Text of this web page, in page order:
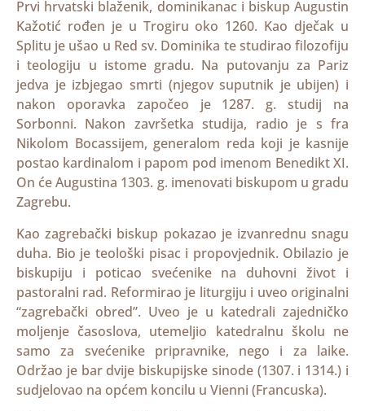
Prvi hrvatski blaženik, dominikanac i biskup Augustin
Kažotić rođen je u Trogiru oko 1260. Kao dječak u
Splitu je ušao u Red sv. Dominika te studirao filozofiju
i teologiju u istome gradu. Na putovanju za Pariz
jedva je izbjegao smrti (njegov suputnik je ubijen) i
nakon oporavka započeo je 1287. g. studij na
Sorbonni. Nakon završetka studija, radio je s fra
Nikolom Bocassijem, generalom reda koji je kasnije
postao kardinalom i papom pod imenom Benedikt XI.
On će Augustina 1303. g. imenovati biskupom u gradu
Zagrebu.
Kao zagrebački biskup pokazao je izvanrednu snagu
duha. Bio je teološki pisac i propovjednik. Obilazio je
biskupiju i poticao svećenike na duhovni život i
pastoralni rad. Reformirao je liturgiju i uveo originalni
“zagrebački obred”. Uveo je u katedrali zajedničko
moljenje časoslova, utemeljio katedralnu školu ne
samo za svećenike pripravnike, nego i za laike.
Održao je bar dvije biskupijske sinode (1307. i 1314.) i
sudjelovao na općem koncilu u Vienni (Francuska).